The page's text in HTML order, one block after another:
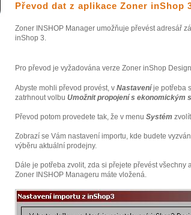
Převod dat z aplikace Zoner inShop
Zoner INSHOP Manager umožňuje převést adresář
inShop 3.
Pro převod je vyžadována verze Zoner inShop
Abyste mohli převod provést, v Nastaveníje potřeba
zatrhnout volbu Umožnit propojení s ekonomickým
Převod potom provedete tak, že v menu Systém
Zobrazí se Vám nastavení importu, kde budete
výběru aktuální prodejny.
Dále je potřeba zvolit, zda si přejete převést
Zoner INSHOP Manageru máte vložená.